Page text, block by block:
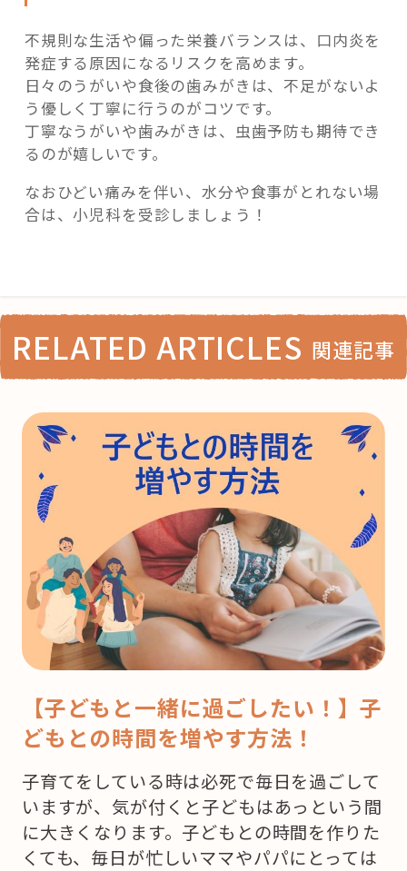
不規則な生活や偏った栄養バランスは、口内炎を
発症する原因になるリスクを高めます。
日々のうがいや食後の歯みがきは、不足がないよ
う優しく丁寧に行うのがコツです。
丁寧なうがいや歯みがきは、虫歯予防も期待でき
るのが嬉しいです。
なおひどい痛みを伴い、水分や食事がとれない場
合は、小児科を受診しましょう！
RELATED ARTICLES 関連記事
【子どもと一緒に過ごしたい！】子
どもとの時間を増やす方法！
子育てをしている時は必死で毎日を過ごして
いますが、気が付くと子どもはあっという間
に大きくなります。子どもとの時間を作りた
くても、毎日が忙しいママやパパにとっては